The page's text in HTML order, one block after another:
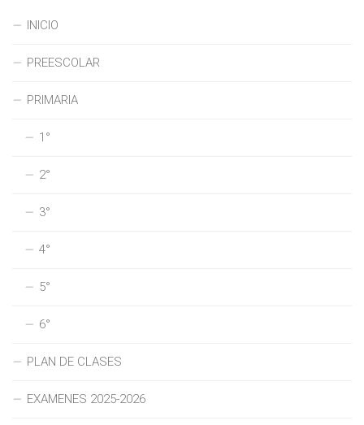
INICIO
PREESCOLAR
PRIMARIA
1°
2°
3°
4°
5°
6°
PLAN DE CLASES
EXAMENES 2025-2026